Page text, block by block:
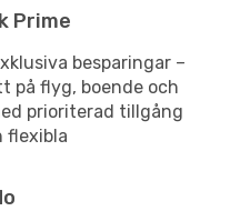
Prime
besparingar –
på flyg, boende och
prioriterad tillgång
flexibla